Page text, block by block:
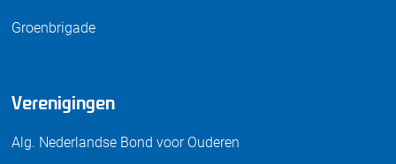
Groenbrigade
Verenigingen
Alg. Nederlandse Bond voor Ouderen